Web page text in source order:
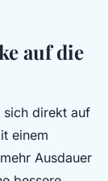
auf die
sich direkt auf
einem
Ausdauer